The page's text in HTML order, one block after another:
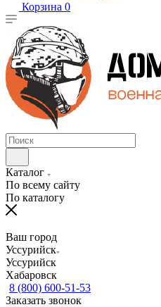
Корзина 0
Каталог
По всему сайту
По каталогу
Ваш город
Уссурийск
Уссурийск
Хабаровск
8 (800) 600-51-53
Заказать звонок